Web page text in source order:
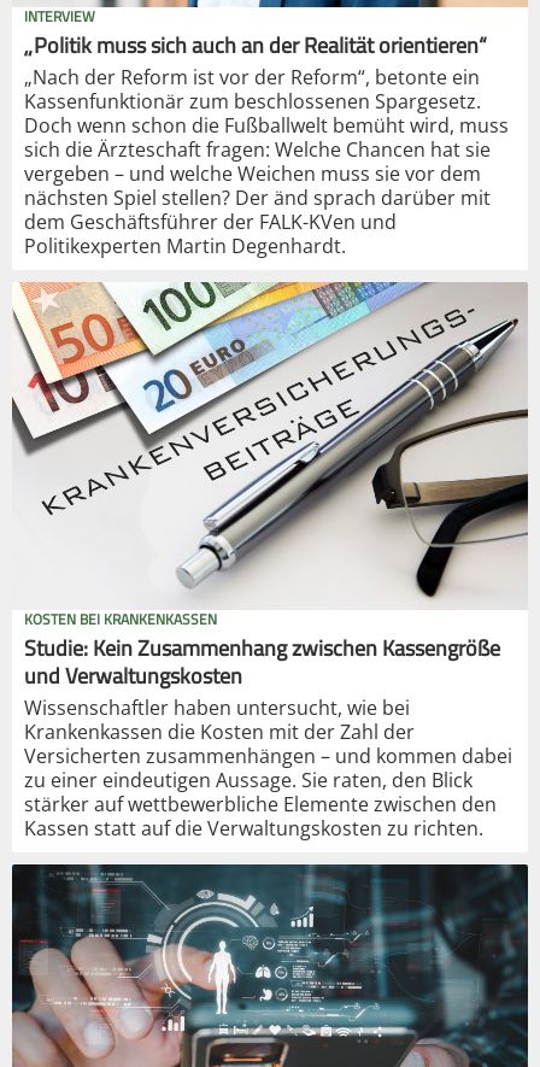
INTERVIEW
„Politik muss sich auch an der Realität orientieren“
„Nach der Reform ist vor der Reform“, betonte ein
Kassenfunktionär zum beschlossenen Spargesetz.
Doch wenn schon die Fußballwelt bemüht wird, muss
sich die Ärzteschaft fragen: Welche Chancen hat sie
vergeben – und welche Weichen muss sie vor dem
nächsten Spiel stellen? Der änd sprach darüber mit
dem Geschäftsführer der FALK-KVen und
Politikexperten Martin Degenhardt.
KOSTEN BEI KRANKENKASSEN
Studie: Kein Zusammenhang zwischen Kassengröße
und Verwaltungskosten
Wissenschaftler haben untersucht, wie bei
Krankenkassen die Kosten mit der Zahl der
Versicherten zusammenhängen – und kommen dabei
zu einer eindeutigen Aussage. Sie raten, den Blick
stärker auf wettbewerbliche Elemente zwischen den
Kassen statt auf die Verwaltungskosten zu richten.